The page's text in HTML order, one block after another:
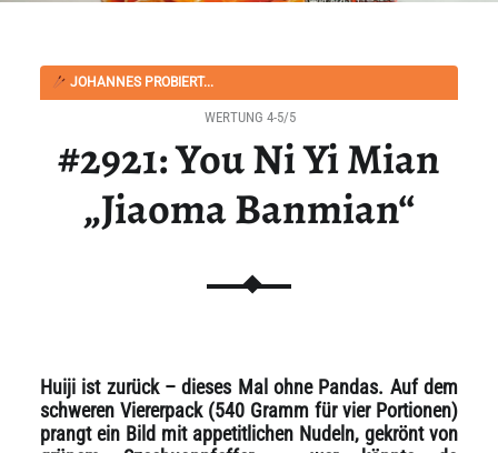
JOHANNES PROBIERT...
#2921: You Ni Yi Mian
„Jiaoma Banmian“
WERTUNG 4-5/5
Huiji ist zurück – dieses Mal ohne Pandas. Auf dem
schweren Viererpack (540 Gramm für vier Portionen)
prangt ein Bild mit appetitlichen Nudeln, gekrönt von